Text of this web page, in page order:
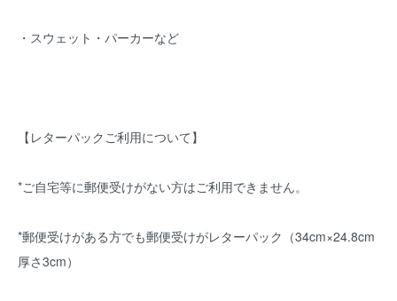
・スウェット・パーカーなど
【レターパックご利用について】
*ご自宅等に郵便受けがない方はご利用できません。
*郵便受けがある方でも郵便受けがレターパック（34cm×24.8cm
厚さ3cm）